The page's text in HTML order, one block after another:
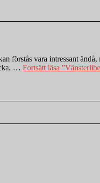
förstås vara intressant
… Fortsätt läsa